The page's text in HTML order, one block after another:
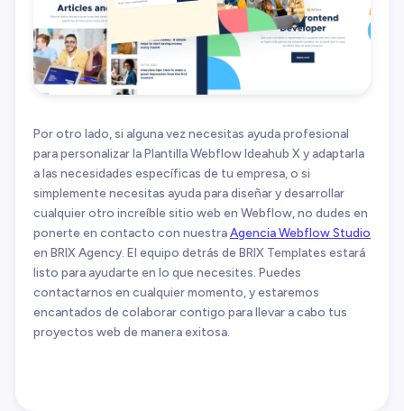
Por otro lado, si alguna vez necesitas ayuda profesional
para personalizar la Plantilla Webflow Ideahub X y adaptarla
a las necesidades específicas de tu empresa, o si
simplemente necesitas ayuda para diseñar y desarrollar
cualquier otro increíble sitio web en Webflow, no dudes en
ponerte en contacto con nuestraAgencia Webflow Studio
en BRIX Agency. El equipo detrás de BRIX Templates estará
listo para ayudarte en lo que necesites. Puedes
contactarnos en cualquier momento, y estaremos
encantados de colaborar contigo para llevar a cabo tus
proyectos web de manera exitosa.